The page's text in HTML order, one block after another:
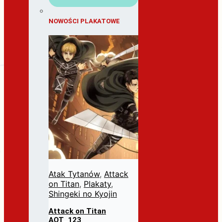
NOWOŚCI PLAKATOWE
Atak Tytanów, Attack
on Titan, Plakaty,
Shingeki no Kyojin
Attack on Titan
AOT_123